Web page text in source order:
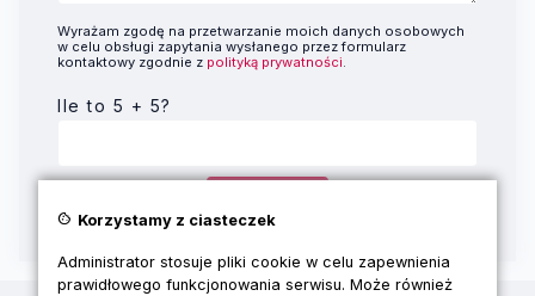
Wyrażam zgodę na przetwarzanie moich danych osobowych
w celu obsługi zapytania wysłanego przez formularz
kontaktowy zgodnie z polityką prywatności
Ile to 5 + 5?
cookie Korzystamy z ciasteczek
Administrator stosuje pliki cookie w celu zapewnienia
prawidłowego funkcjonowania serwisu. Może również